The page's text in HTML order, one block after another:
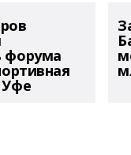
форума